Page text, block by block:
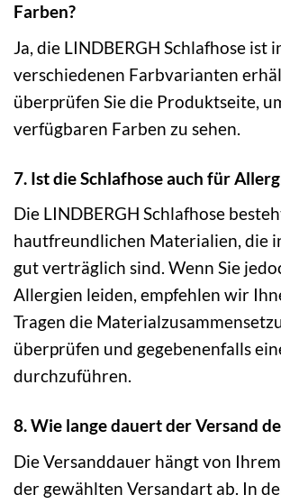
Farben?
Ja, die LINDBERGH Schlafhose ist
verschiedenen Farbvarianten
überprüfen Sie die Produktseite,
verfügbaren Farben zu sehen.
7. Ist die Schlafhose auch für
Die LINDBERGH Schlafhose
hautfreundlichen Materialien, die
gut verträglich sind. Wenn Sie
Allergien leiden, empfehlen wir
Tragen die
überprüfen und gegebenenfalls
durchzuführen.
8. Wie lange dauert der Versand
Die Versanddauer hängt von
der gewählten Versandart ab. In